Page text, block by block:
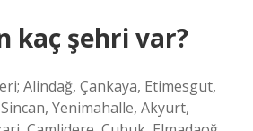
kaç şehri var?
Alindağ, Çankaya, Etimesgut,
Yenimahalle, Akyurt,